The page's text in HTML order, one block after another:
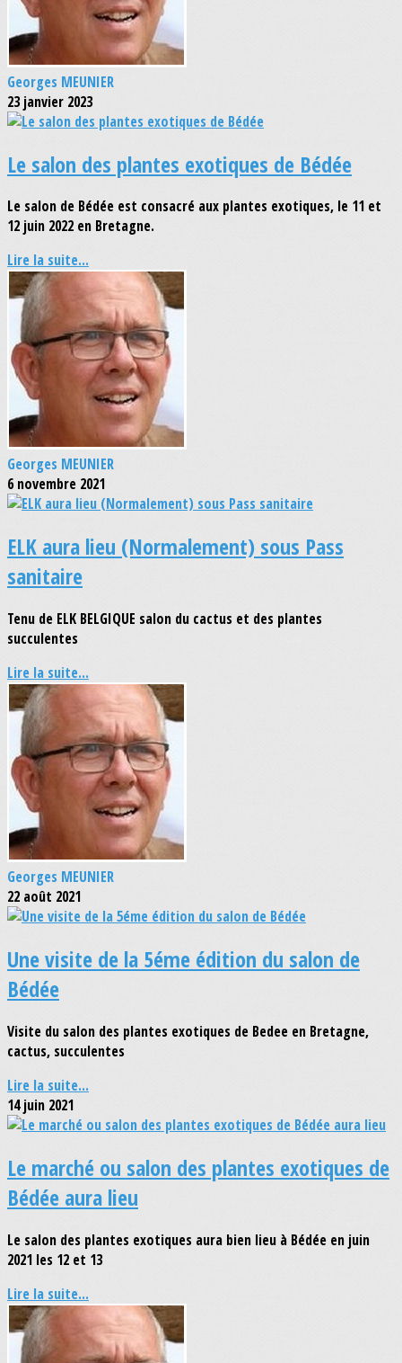
Georges MEUNIER
23 janvier 2023
Le salon des plantes exotiques de Bédée
Le salon de Bédée est consacré aux plantes exotiques, le 11 et
12 juin 2022 en Bretagne.
Lire la suite...
Georges MEUNIER
6 novembre 2021
ELK aura lieu (Normalement) sous Pass
sanitaire
Tenu de ELK BELGIQUE salon du cactus et des plantes
succulentes
Lire la suite...
Georges MEUNIER
22 août 2021
Une visite de la 5éme édition du salon de
Bédée
Visite du salon des plantes exotiques de Bedee en Bretagne,
cactus, succulentes
Lire la suite...
14 juin 2021
Le marché ou salon des plantes exotiques de
Bédée aura lieu
Le salon des plantes exotiques aura bien lieu à Bédée en juin
2021 les 12 et 13
Lire la suite...